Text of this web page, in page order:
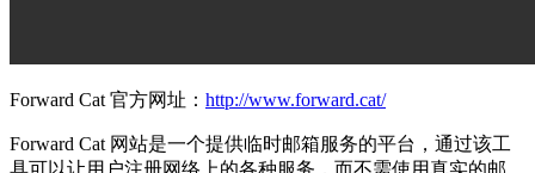
Forward Cat 官方网址： http://www.forward.cat/
Forward Cat 网站是一个提供临时邮箱服务的平台，通过该工
具可以让用户注册网络上的各种服务，而不需使用真实的邮